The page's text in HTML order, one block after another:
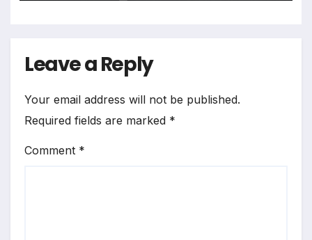
Leave a Reply
Your email address will not be published.
Required fields are marked *
Comment *